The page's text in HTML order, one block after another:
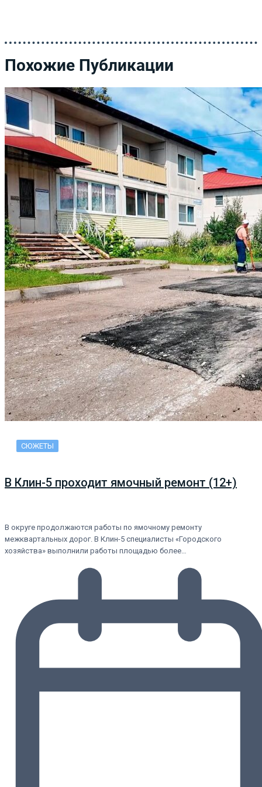
Похожие Публикации
СЮЖЕТЫ
В Клин-5 проходит ямочный ремонт (12+)
В округе продолжаются работы по ямочному ремонту
межквартальных дорог. В Клин-5 специалисты «Городского
хозяйства» выполнили работы площадью более…